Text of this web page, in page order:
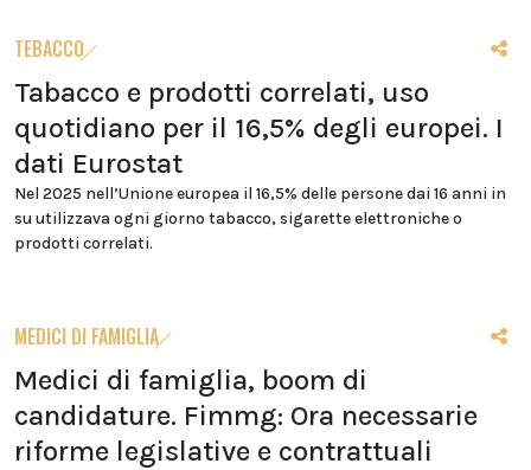
TEBACCO
Tabacco e prodotti correlati, uso
quotidiano per il 16,5% degli europei. I
dati Eurostat
Nel 2025 nell’Unione europea il 16,5% delle persone dai 16 anni in
su utilizzava ogni giorno tabacco, sigarette elettroniche o
prodotti correlati.
MEDICI DI FAMIGLIA
Medici di famiglia, boom di
candidature. Fimmg: Ora necessarie
riforme legislative e contrattuali